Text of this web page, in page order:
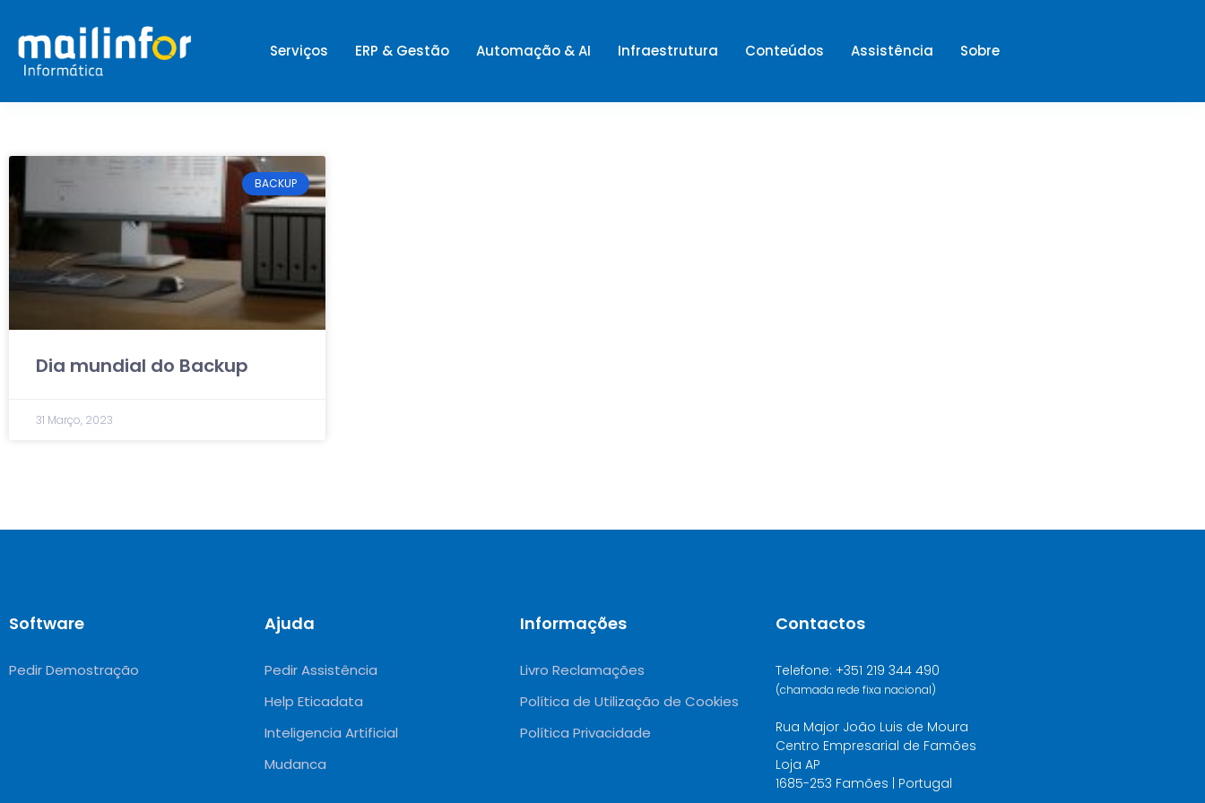
Serviços ERP & Gestão Automação & AI Infraestrutura Conteúdos Assistência Sobre
BACKUP
Dia mundial do Backup
31 Março, 2023
Software
Pedir Demostração
Ajuda
Pedir Assistência
Help Eticadata
Inteligencia Artificial
Mudanca
Informações
Livro Reclamações
Política de Utilização de Cookies
Política Privacidade
Contactos
Telefone: +351 219 344 490
(chamada rede fixa nacional)
Rua Major João Luis de Moura
Centro Empresarial de Famões
Loja AP
1685-253 Famões | Portugal